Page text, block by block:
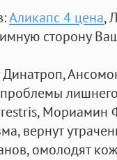
Аликапс 4 цена,
сторону
Динатроп,
Мориамин
вернут
омолодят